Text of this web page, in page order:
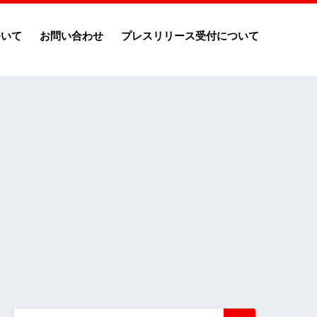
て お問い合わせ プレスリリース受付について